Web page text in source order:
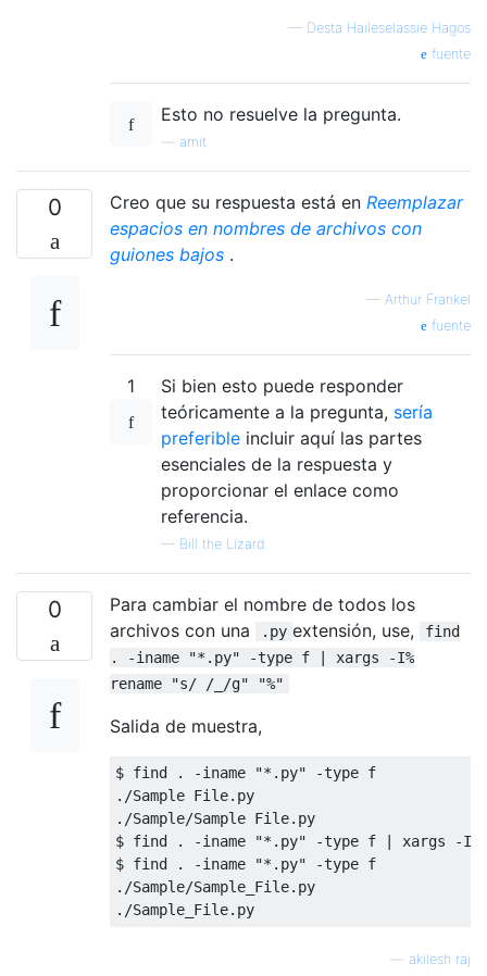
— Desta Haileselassie Hagos
fuente
Esto no resuelve la pregunta.
amit
0 Creo que su respuesta está en Reemplazar
espacios en nombres de archivos con
guiones bajos .
— Arthur Frankel
fuente
1
Si bien esto puede responder
teóricamente a la pregunta, sería
preferible incluir aquí las partes
esenciales de la respuesta y
proporcionar el enlace como
referencia.
— Bill the Lizard
0
Para cambiar el nombre de todos los
archivos con una
.py extensión, use,
find
. -iname "*.py" -type f | xargs -I%
rename "s/ /_/g" "%"
Salida de muestra,
$ find . -
./Sample File.py
./Sample/Sample File.py
$ find . -iname "*.py" -type f | xargs -I%
$ find . -
./Sample/Sample_File.py
akilesh raj